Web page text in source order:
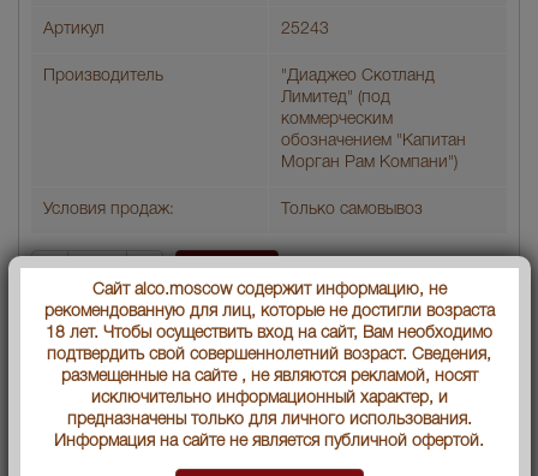
Артикул 25243
Производитель
"Диаджео Скотланд
Лимитед" (под
коммерческим
обозначением "Капитан
Морган Рам Компани")
Условия продаж: Только самовывоз
В заявку Цена :2244руб.
Сайт alco.moscow содержит информацию, не
рекомендованную для лиц, которые не достигли возраста
18 лет. Чтобы осуществить вход на сайт, Вам необходимо
подтвердить свой совершеннолетний возраст. Сведения,
размещенные на сайте , не являются рекламой, носят
исключительно информационный характер, и
предназначены только для личного использования.
Информация на сайте не является публичной офертой.